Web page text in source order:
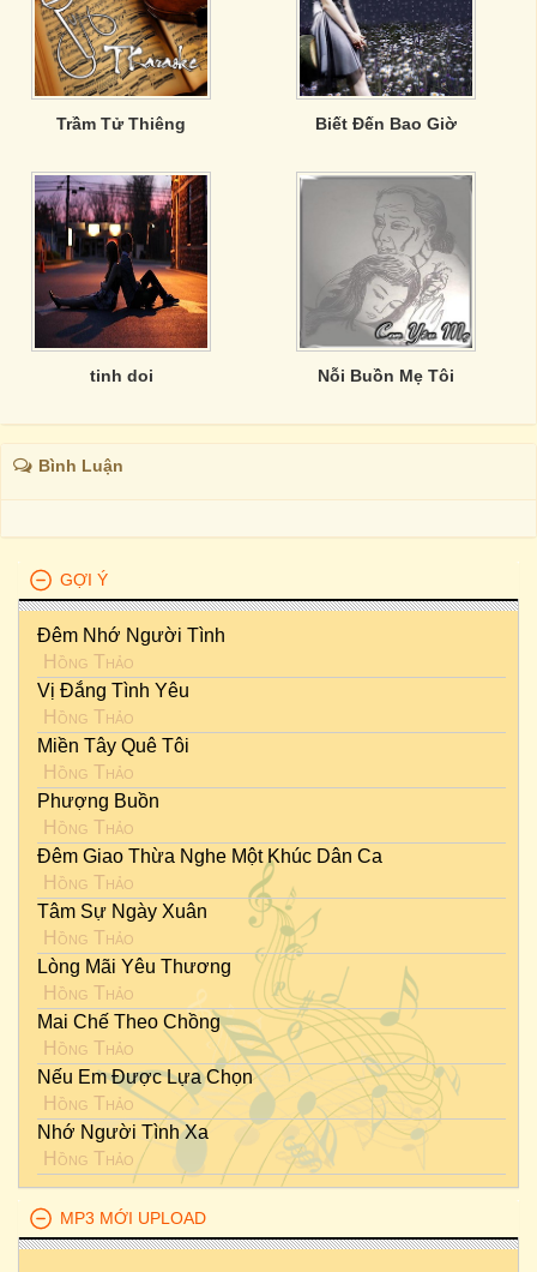
Trầm Tử Thiêng Biết Đến Bao Giờ
tinh doi Nỗi Buồn Mẹ Tôi
Bình Luận
GỢI Ý
Đêm Nhớ Người Tình
Hồng Thảo
Vị Đắng Tình Yêu
Hồng Thảo
Miền Tây Quê Tôi
Hồng Thảo
Phượng Buồn
Hồng Thảo
Đêm Giao Thừa Nghe Một Khúc Dân Ca
Hồng Thảo
Tâm Sự Ngày Xuân
Hồng Thảo
Lòng Mãi Yêu Thương
Hồng Thảo
Mai Chế Theo Chồng
Hồng Thảo
Nếu Em Được Lựa Chọn
Hồng Thảo
Nhớ Người Tình Xa
Hồng Thảo
MP3 MỚI UPLOAD